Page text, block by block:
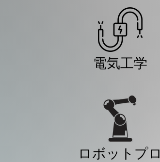
電気工学
ロボットプロ